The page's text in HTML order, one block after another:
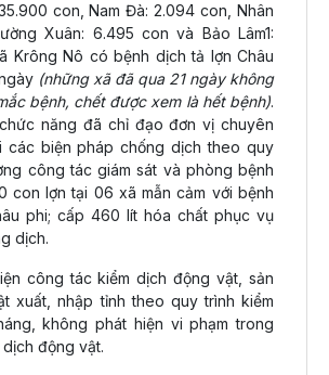
con, Nam Đà: 2.094 con, Nhân
Xuân: 6.495 con và Bảo Lâm1:
Krông Nô có bệnh dịch tả lợn Châu
(những xã đã qua 21 ngày không
bệnh, chết được xem là hết bệnh).
năng đã chỉ đạo đơn vị chuyên
các biện pháp chống dịch theo quy
công tác giám sát và phòng bệnh
con lợn tại 06 xã mẫn cảm với bệnh
phi; cấp 460 lít hóa chất phục vụ
dịch.
công tác kiểm dịch động vật, sản
xuất, nhập tỉnh theo quy trình kiểm
không phát hiện vi phạm trong
động vật.